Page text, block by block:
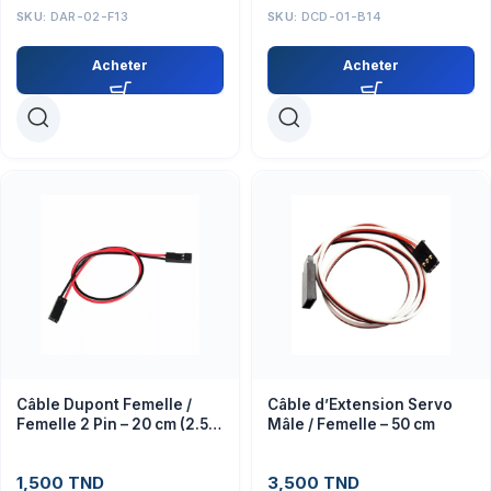
SKU: DAR-02-F13
Acheter
SKU: DCD-01-B14
Acheter
Câble Dupont Femelle /
Femelle 2 Pin – 20 cm (2.54
1,500 TND
Câble d’Extension Servo
Mâle / Femelle – 50 cm
3,500 TND